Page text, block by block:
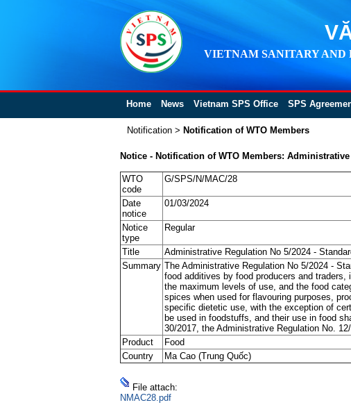
VIETNAM SANITARY AND
Home News Vietnam SPS Office SPS
Notification> Notification of WTO Members
Notice - Notification of WTO Members:
WTO
code
G/SPS/N/MAC/28
Date
notice
01/03/2024
Notice
type
Regular
Title
Administrative Regulation No 5/2024 -
Summary The Administrative Regulation No 5/2024 -
food additives by food producers and
the maximum levels of use, and the food
spices when used for flavouring purposes,
specific dietetic use, with the exception of
be used in foodstuffs, and their use in food
30/2017, the Administrative Regulation No.
Product
Food
Country
Ma Cao (Trung Quốc)
File attach:
NMAC28.pdf